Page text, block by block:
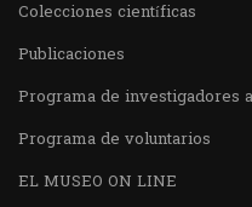
Colecciones científicas
Publicaciones
Programa de investigadores
Programa de voluntarios
EL MUSEO ON LINE